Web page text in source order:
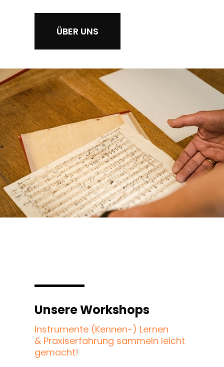
ÜBER UNS
Unsere Workshops
Instrumente (Kennen-) Lernen
& Praxiserfahrung sammeln leicht
gemacht!